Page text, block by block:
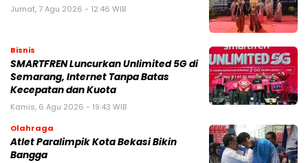
Jumat, 7 Agu 2026 - 12:46 WIB
Bisnis
SMARTFREN Luncurkan Unlimited 5G di
Semarang, Internet Tanpa Batas
Kecepatan dan Kuota
Kamis, 6 Agu 2026 - 19:43 WIB
Olahraga
Atlet Paralimpik Kota Bekasi Bikin
Bangga